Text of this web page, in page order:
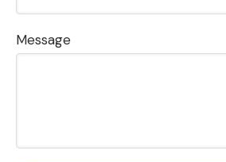
Message